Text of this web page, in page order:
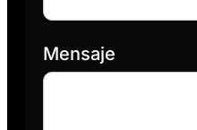
Mensaje